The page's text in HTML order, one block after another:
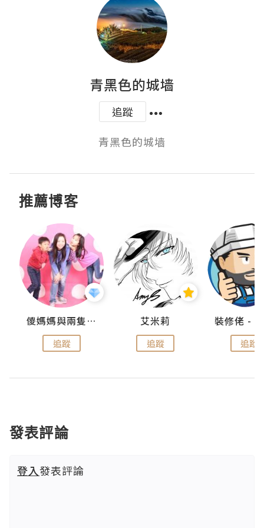
青黑色的城墙
追蹤
推薦博客
儍媽媽與兩隻小魔怪之家
追蹤
艾米莉
追蹤 追蹤
發表評論
登入發表評論